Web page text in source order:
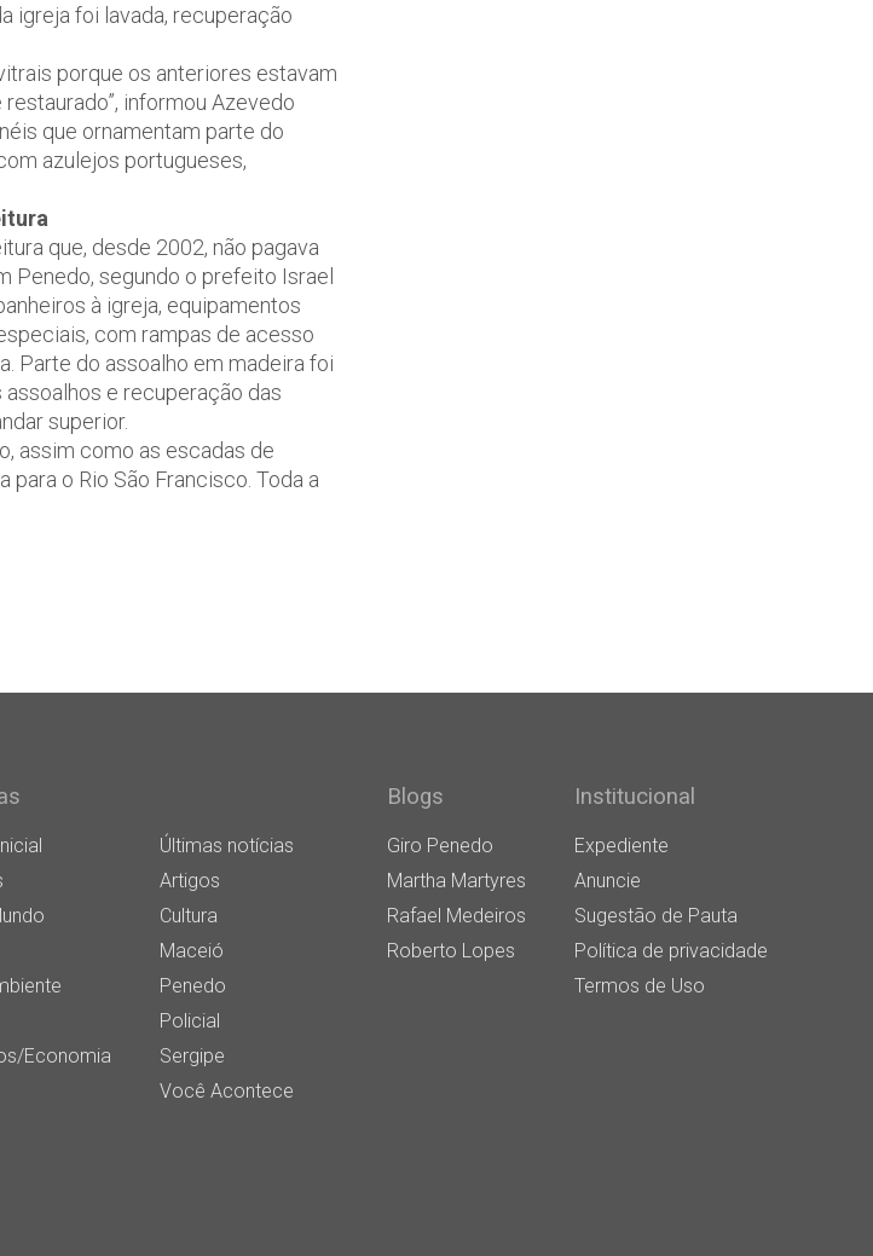
igreja foi lavada, recuperação
porque os anteriores estavam
informou Azevedo
que ornamentam parte do
azulejos portugueses,
que, desde 2002, não pagava
Penedo, segundo o prefeito Israel
à igreja, equipamentos
com rampas de acesso
Parte do assoalho em madeira foi
e recuperação das
superior.
assim como as escadas de
o Rio São Francisco. Toda a
Últimas notícias
Artigos
Cultura
Maceió
Penedo
Policial
Economia
Sergipe
Você Acontece
Blogs
Giro Penedo
Martha Martyres
Rafael Medeiros
Roberto Lopes
Institucional
Expediente
Anuncie
Sugestão de Pauta
Política de privacidade
Termos de Uso